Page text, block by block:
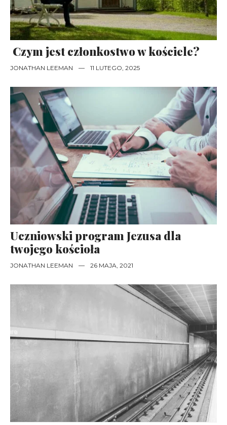
Czym jest członkostwo w kościele?
JONATHAN LEEMAN — 11 LUTEGO, 2025
Uczniowski program Jezusa dla
twojego kościoła
JONATHAN LEEMAN — 26 MAJA, 2021